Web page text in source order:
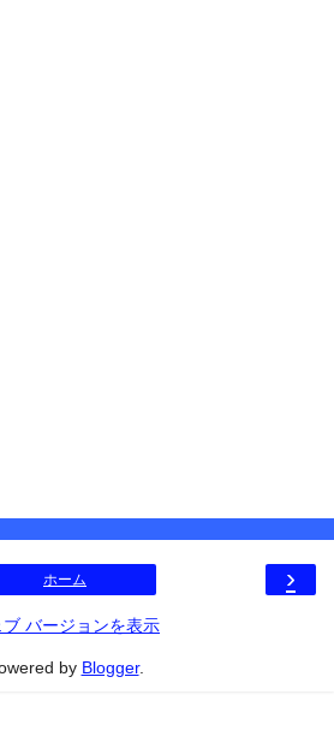
›
ホーム
ブ バージョンを表示
by Blogger.